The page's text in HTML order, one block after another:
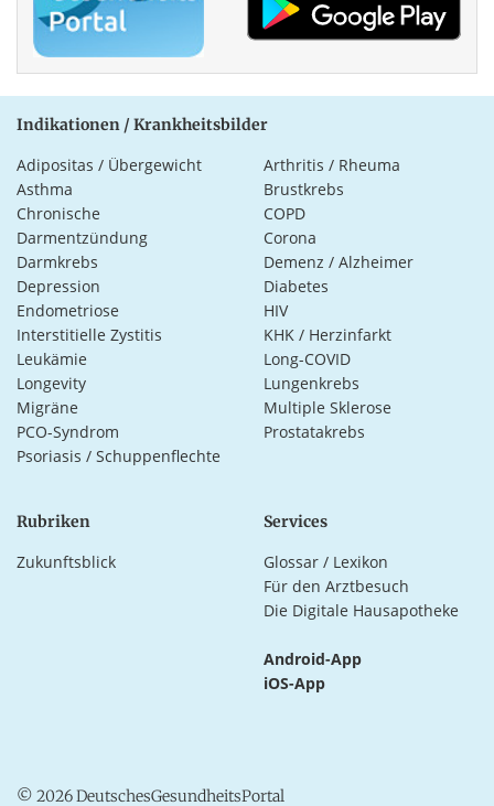
Indikationen / Krankheitsbilder
Adipositas / Übergewicht
Arthritis / Rheuma
Asthma
Brustkrebs
Chronische
Darmentzündung
COPD
Corona
Darmkrebs
Demenz / Alzheimer
Depression
Diabetes
Endometriose
HIV
Interstitielle Zystitis
KHK / Herzinfarkt
Leukämie
Long-COVID
Longevity
Lungenkrebs
Migräne
Multiple Sklerose
PCO-Syndrom
Prostatakrebs
Psoriasis / Schuppenflechte
Rubriken
Zukunftsblick
Services
Glossar / Lexikon
Für den Arztbesuch
Die Digitale Hausapotheke
Android-App
iOS-App
© 2026 DeutschesGesundheitsPortal